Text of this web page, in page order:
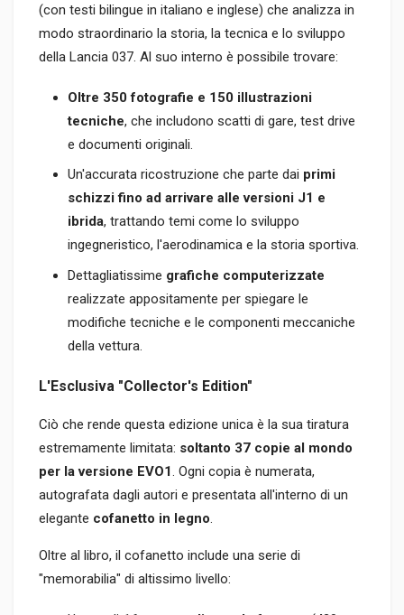
(con testi bilingue in italiano e inglese) che analizza in
modo straordinario la storia, la tecnica e lo sviluppo
della Lancia 037. Al suo interno è possibile trovare:
Oltre 350 fotografie e 150 illustrazioni
tecniche, che includono scatti di gare, test drive
e documenti originali.
Un'accurata ricostruzione che parte dai primi
schizzi fino ad arrivare alle versioni J1 e
ibrida, trattando temi come lo sviluppo
ingegneristico, l'aerodinamica e la storia sportiva.
Dettagliatissime grafiche computerizzate
realizzate appositamente per spiegare le
modifiche tecniche e le componenti meccaniche
della vettura.
L'Esclusiva "Collector's Edition"
Ciò che rende questa edizione unica è la sua tiratura
estremamente limitata: soltanto 37 copie al mondo
per la versione EVO1. Ogni copia è numerata,
autografata dagli autori e presentata all'interno di un
elegante cofanetto in legno.
Oltre al libro, il cofanetto include una serie di
"memorabilia" di altissimo livello: